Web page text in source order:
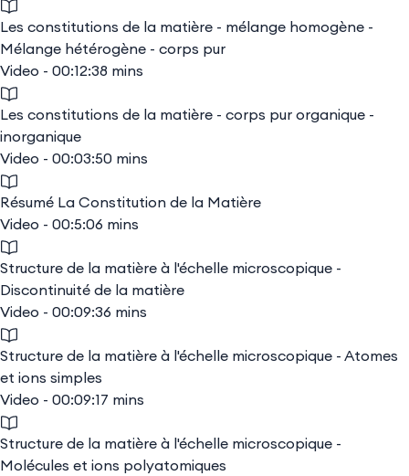
Les constitutions de la matière - mélange homogène -
Mélange hétérogène - corps pur
Video - 00:12:38 mins
Les constitutions de la matière - corps pur organique -
inorganique
Video - 00:03:50 mins
Résumé La Constitution de la Matière
Video - 00:5:06 mins
Structure de la matière à l'échelle microscopique -
Discontinuité de la matière
Video - 00:09:36 mins
Structure de la matière à l'échelle microscopique - Atomes
et ions simples
Video - 00:09:17 mins
Structure de la matière à l'échelle microscopique -
Molécules et ions polyatomiques